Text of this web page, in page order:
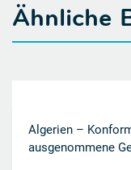
Ähnliche
Algerien –
ausgenommene